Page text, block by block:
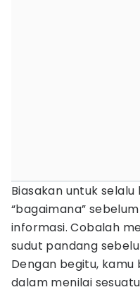
Biasakan untuk
“bagaimana”
informasi. Cobalah
sudut pandang
Dengan begitu,
dalam menilai